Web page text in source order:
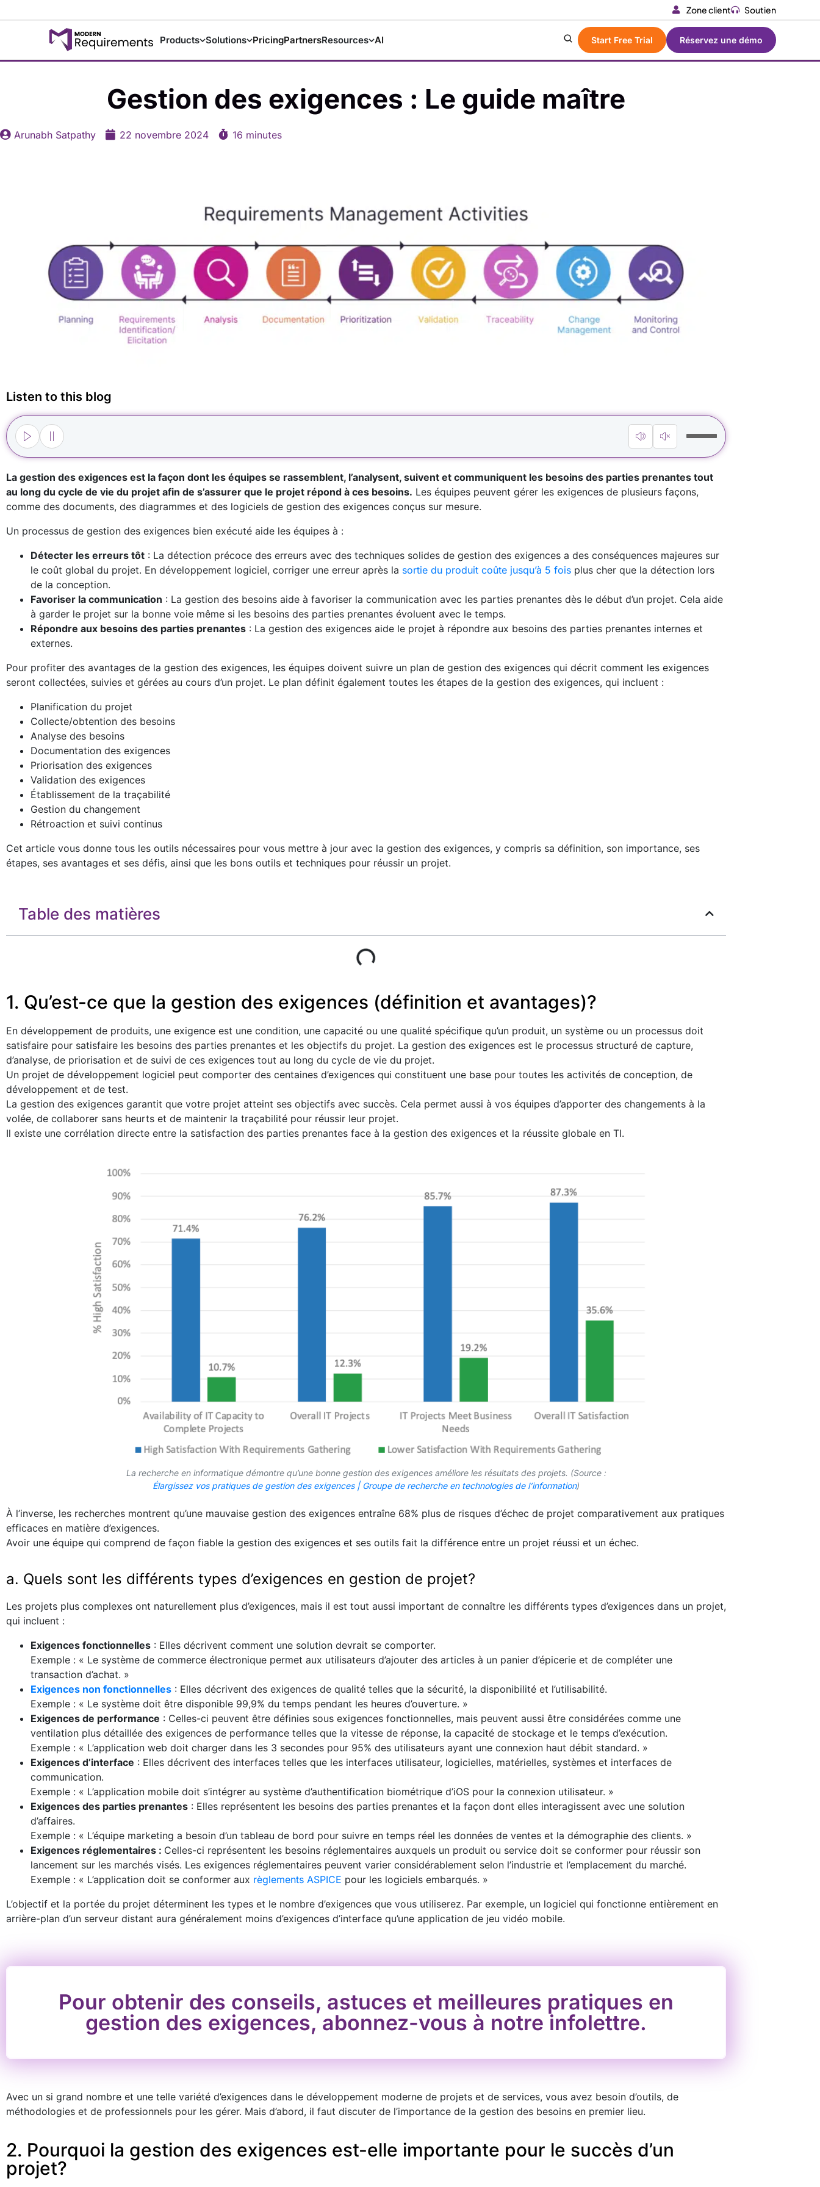
Zone client Soutien
Products Solutions PricingPartnersResources AI Start Free Trial Réservez une démo
Gestion des exigences : Le guide maître
Arunabh Satpathy 22 novembre 2024 16 minutes
Listen to this blog
La gestion des exigences est la façon dont les équipes se rassemblent, l’analysent, suivent et communiquent les besoins des parties prenantes tout
au long du cycle de vie du projet afin de s’assurer que le projet répond à ces besoins. Les équipes peuvent gérer les exigences de plusieurs façons,
comme des documents, des diagrammes et des logiciels de gestion des exigences conçus sur mesure.
Un processus de gestion des exigences bien exécuté aide les équipes à :
Détecter les erreurs tôt : La détection précoce des erreurs avec des techniques solides de gestion des exigences a des conséquences majeures sur
le coût global du projet. En développement logiciel, corriger une erreur après la sortie du produit coûte jusqu’à 5 fois plus cher que la détection lors
de la conception.
Favoriser la communication : La gestion des besoins aide à favoriser la communication avec les parties prenantes dès le début d’un projet. Cela aide
à garder le projet sur la bonne voie même si les besoins des parties prenantes évoluent avec le temps.
Répondre aux besoins des parties prenantes : La gestion des exigences aide le projet à répondre aux besoins des parties prenantes internes et
externes.
Pour profiter des avantages de la gestion des exigences, les équipes doivent suivre un plan de gestion des exigences qui décrit comment les exigences
seront collectées, suivies et gérées au cours d’un projet. Le plan définit également toutes les étapes de la gestion des exigences, qui incluent :
Planification du projet
Collecte/obtention des besoins
Analyse des besoins
Documentation des exigences
Priorisation des exigences
Validation des exigences
Établissement de la traçabilité
Gestion du changement
Rétroaction et suivi continus
Cet article vous donne tous les outils nécessaires pour vous mettre à jour avec la gestion des exigences, y compris sa définition, son importance, ses
étapes, ses avantages et ses défis, ainsi que les bons outils et techniques pour réussir un projet.
Table des matières
1. Qu’est-ce que la gestion des exigences (définition et avantages)?
En développement de produits, une exigence est une condition, une capacité ou une qualité spécifique qu’un produit, un système ou un processus doit
satisfaire pour satisfaire les besoins des parties prenantes et les objectifs du projet. La gestion des exigences est le processus structuré de capture,
d’analyse, de priorisation et de suivi de ces exigences tout au long du cycle de vie du projet.
Un projet de développement logiciel peut comporter des centaines d’exigences qui constituent une base pour toutes les activités de conception, de
développement et de test.
La gestion des exigences garantit que votre projet atteint ses objectifs avec succès. Cela permet aussi à vos équipes d’apporter des changements à la
volée, de collaborer sans heurts et de maintenir la traçabilité pour réussir leur projet.
Il existe une corrélation directe entre la satisfaction des parties prenantes face à la gestion des exigences et la réussite globale en TI.
La recherche en informatique démontre qu’une bonne gestion des exigences améliore les résultats des projets. (Source :
Élargissez vos pratiques de gestion des exigences | Groupe de recherche en technologies de l’information)
À l’inverse, les recherches montrent qu’une mauvaise gestion des exigences entraîne 68% plus de risques d’échec de projet comparativement aux pratiques
efficaces en matière d’exigences.
Avoir une équipe qui comprend de façon fiable la gestion des exigences et ses outils fait la différence entre un projet réussi et un échec.
a. Quels sont les différents types d’exigences en gestion de projet?
Les projets plus complexes ont naturellement plus d’exigences, mais il est tout aussi important de connaître les différents types d’exigences dans un projet,
qui incluent :
Exigences fonctionnelles : Elles décrivent comment une solution devrait se comporter.
Exemple : « Le système de commerce électronique permet aux utilisateurs d’ajouter des articles à un panier d’épicerie et de compléter une
transaction d’achat. »
Exigences non fonctionnelles : Elles décrivent des exigences de qualité telles que la sécurité, la disponibilité et l’utilisabilité.
Exemple : « Le système doit être disponible 99,9% du temps pendant les heures d’ouverture. »
Exigences de performance : Celles-ci peuvent être définies sous exigences fonctionnelles, mais peuvent aussi être considérées comme une
ventilation plus détaillée des exigences de performance telles que la vitesse de réponse, la capacité de stockage et le temps d’exécution.
Exemple : « L’application web doit charger dans les 3 secondes pour 95% des utilisateurs ayant une connexion haut débit standard. »
Exigences d’interface : Elles décrivent des interfaces telles que les interfaces utilisateur, logicielles, matérielles, systèmes et interfaces de
communication.
Exemple : « L’application mobile doit s’intégrer au système d’authentification biométrique d’iOS pour la connexion utilisateur. »
Exigences des parties prenantes : Elles représentent les besoins des parties prenantes et la façon dont elles interagissent avec une solution
d’affaires.
Exemple : « L’équipe marketing a besoin d’un tableau de bord pour suivre en temps réel les données de ventes et la démographie des clients. »
Exigences réglementaires : Celles-ci représentent les besoins réglementaires auxquels un produit ou service doit se conformer pour réussir son
lancement sur les marchés visés. Les exigences réglementaires peuvent varier considérablement selon l’industrie et l’emplacement du marché.
Exemple : « L’application doit se conformer aux règlements ASPICE pour les logiciels embarqués. »
L’objectif et la portée du projet déterminent les types et le nombre d’exigences que vous utiliserez. Par exemple, un logiciel qui fonctionne entièrement en
arrière-plan d’un serveur distant aura généralement moins d’exigences d’interface qu’une application de jeu vidéo mobile.
Pour obtenir des conseils, astuces et meilleures pratiques en
gestion des exigences, abonnez-vous à notre infolettre.
Avec un si grand nombre et une telle variété d’exigences dans le développement moderne de projets et de services, vous avez besoin d’outils, de
méthodologies et de professionnels pour les gérer. Mais d’abord, il faut discuter de l’importance de la gestion des besoins en premier lieu.
2. Pourquoi la gestion des exigences est-elle importante pour le succès d’un
projet?